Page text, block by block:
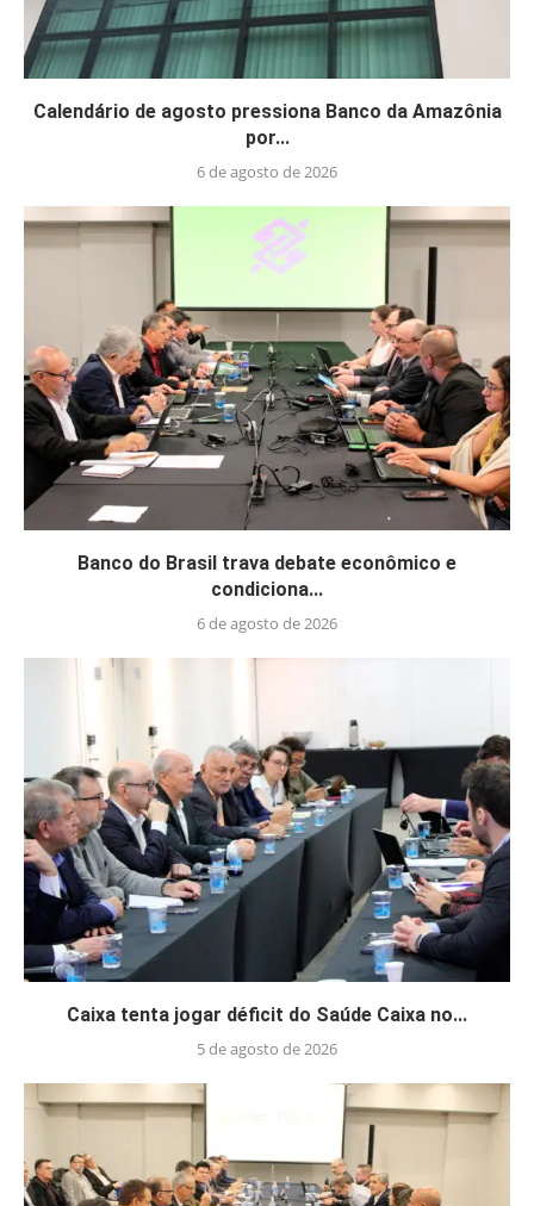
Calendário de agosto pressiona Banco da Amazônia
por...
6 de agosto de 2026
Banco do Brasil trava debate econômico e
condiciona...
6 de agosto de 2026
Caixa tenta jogar déficit do Saúde Caixa no...
5 de agosto de 2026